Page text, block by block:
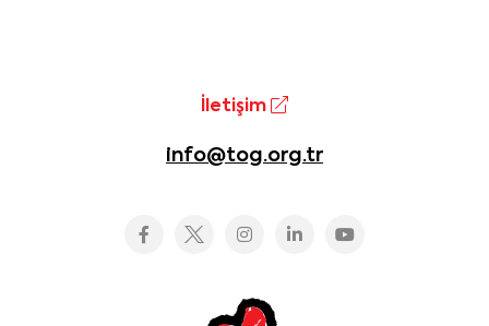
İletişim
info@tog.org.tr